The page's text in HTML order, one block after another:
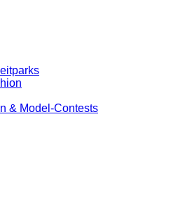
& Model-Contests